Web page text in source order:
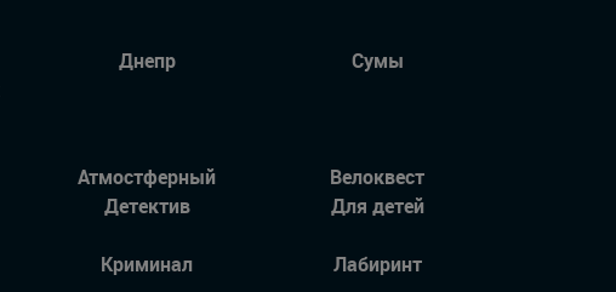
Днепр
Сумы
Атмостферный
Велоквест
Детектив Для детей
Криминал Лабиринт